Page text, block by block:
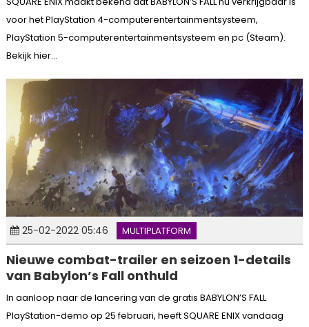
voor het PlayStation 4-computerentertainmentsysteem,
PlayStation 5-computerentertainmentsysteem en pc (Steam).
Bekijk hier...
25-02-2022 05:46 MULTIPLATFORM
Nieuwe combat-trailer en seizoen 1-details
van Babylon’s Fall onthuld
In aanloop naar de lancering van de gratis BABYLON’S FALL
PlayStation-demo op 25 februari, heeft SQUARE ENIX vandaag